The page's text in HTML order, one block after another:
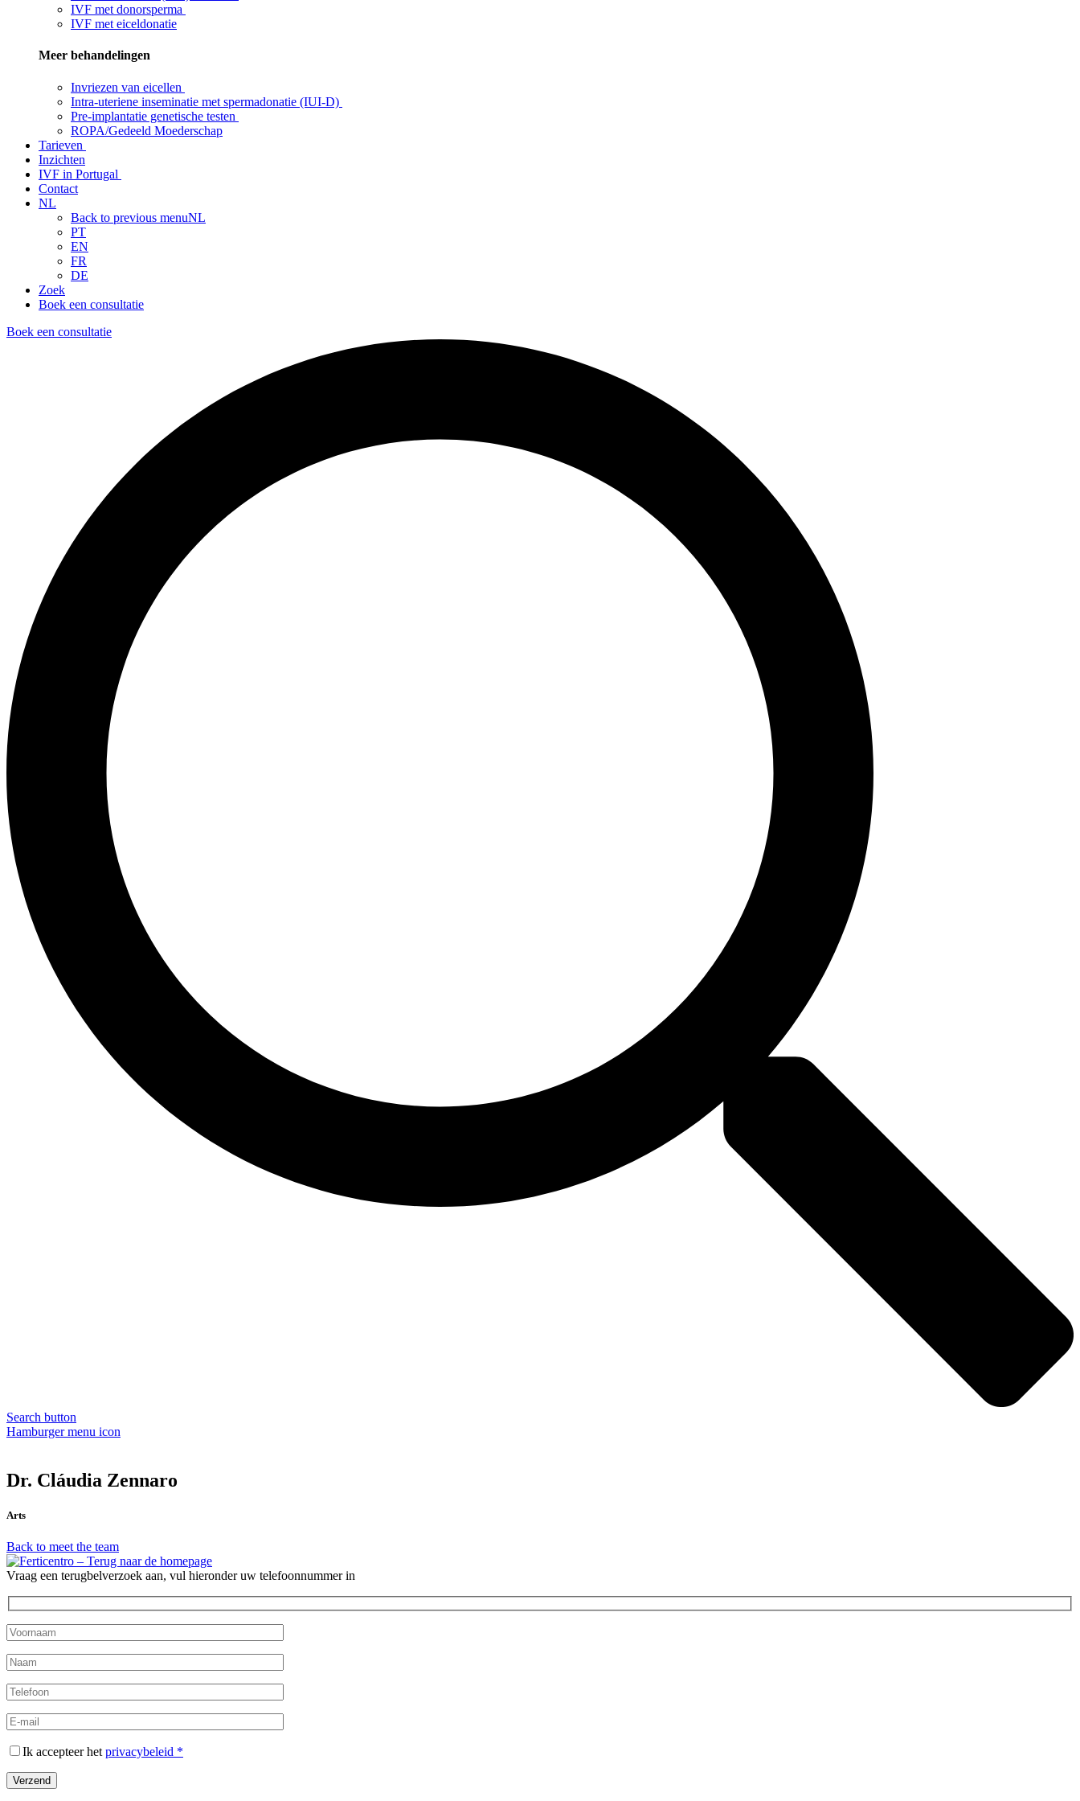
IVF met donorsperma
IVF met eiceldonatie
Meer behandelingen
Invriezen van eicellen
Intra-uteriene inseminatie met spermadonatie (IUI-D)
Pre-implantatie genetische testen
ROPA/Gedeeld Moederschap
Tarieven
Inzichten
IVF in Portugal
Contact
NL
Back to previous menuNL
PT
EN
FR
DE
Zoek
Boek een consultatie
Boek een consultatie
Search button
Hamburger menu icon
Dr. Cláudia Zennaro
Arts
Back to meet the team
Vraag een terugbelverzoek aan, vul hieronder uw telefoonnummer in
Ik accepteer hetprivacybeleid *